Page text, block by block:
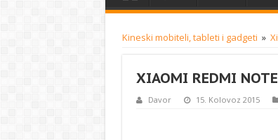
Kineski mobiteli, tableti i gadgeti »
XIAOMI REDMI
Davor 15. Kolovoz 2015